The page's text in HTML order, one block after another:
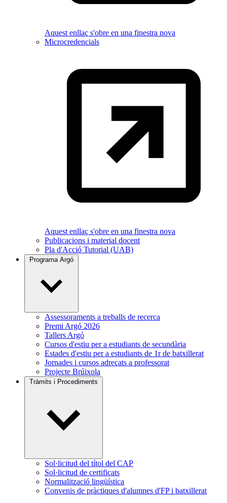
Aquest enllaç s'obre en una finestra nova
Microcredencials
Aquest enllaç s'obre en una finestra nova
Publicacions i material docent
Pla d'Acció Tutorial (UAB)
Programa Argó
Assessoraments a treballs de recerca
Premi Argó 2026
Tallers Argó
Cursos d'estiu per a estudiants de secundària
Estades d'estiu per a estudiants de 1r de batxillerat
Jornades i cursos adreçats a professorat
Projecte Brúixola
Tràmits i Procediments
Sol·licitud del títol del CAP
Sol·licitud de certificats
Normalització lingüística
Convenis de pràctiques d'alumnes d'FP i batxillerat